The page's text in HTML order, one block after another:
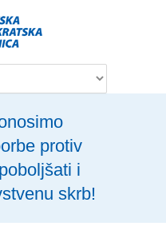
protiv
i
skrb!